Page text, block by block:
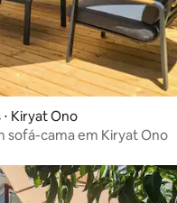
Kiryat Ono
sofá-cama em Kiryat Ono